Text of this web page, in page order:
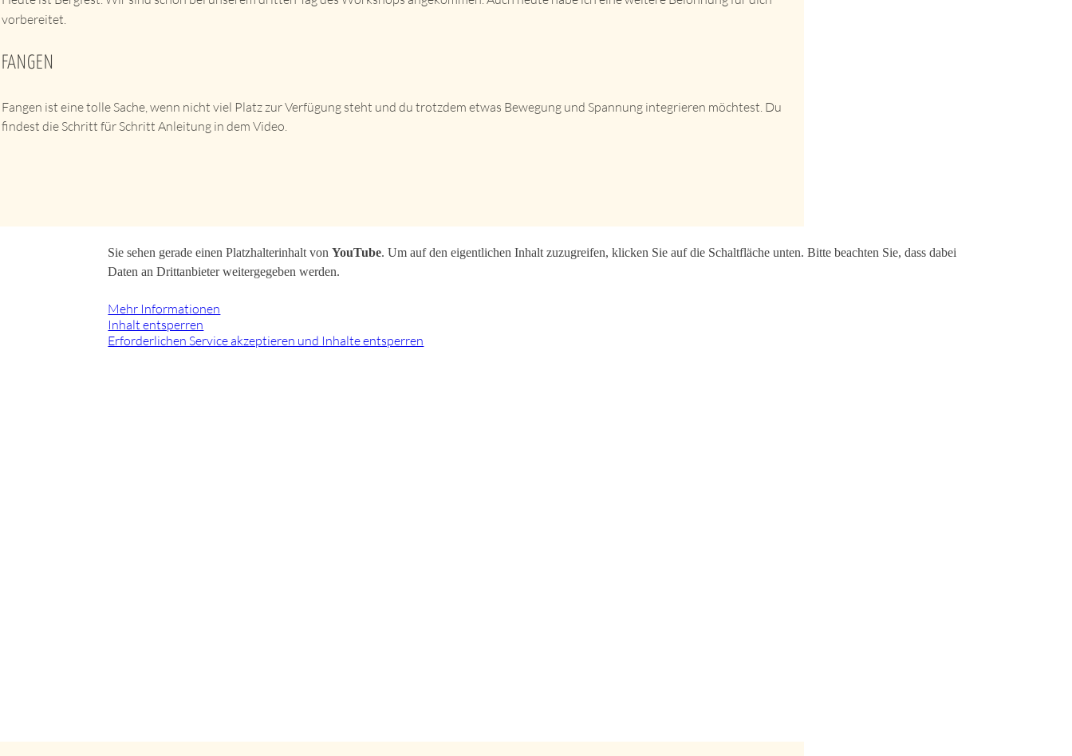
vorbereitet.
FANGEN
Fangen ist eine tolle Sache, wenn nicht viel Platz zur Verfügung steht und du trotzdem etwas Bewegung und Spannung integrieren möchtest. Du
findest die Schritt für Schritt Anleitung in dem Video.
Sie sehen gerade einen Platzhalterinhalt vonYouTube. Um auf den eigentlichen Inhalt zuzugreifen, klicken Sie auf die Schaltfläche unten. Bitte beachten Sie, dass dabei
Daten an Drittanbieter weitergegeben werden.
Mehr Informationen
Inhalt entsperren
Erforderlichen Service akzeptieren und Inhalte entsperren